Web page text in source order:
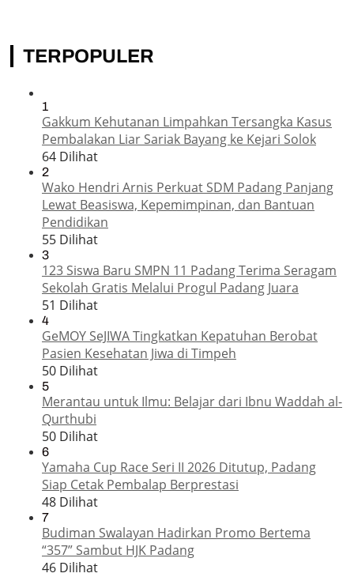
TERPOPULER
1
Gakkum Kehutanan Limpahkan Tersangka Kasus
Pembalakan Liar Sariak Bayang ke Kejari Solok
64 Dilihat
2
Wako Hendri Arnis Perkuat SDM Padang Panjang
Lewat Beasiswa, Kepemimpinan, dan Bantuan
Pendidikan
55 Dilihat
3
123 Siswa Baru SMPN 11 Padang Terima Seragam
Sekolah Gratis Melalui Progul Padang Juara
51 Dilihat
4
GeMOY SeJIWA Tingkatkan Kepatuhan Berobat
Pasien Kesehatan Jiwa di Timpeh
50 Dilihat
5
Merantau untuk Ilmu: Belajar dari Ibnu Waddah al-
Qurthubi
50 Dilihat
6
Yamaha Cup Race Seri II 2026 Ditutup, Padang
Siap Cetak Pembalap Berprestasi
48 Dilihat
7
Budiman Swalayan Hadirkan Promo Bertema
“357” Sambut HJK Padang
46 Dilihat